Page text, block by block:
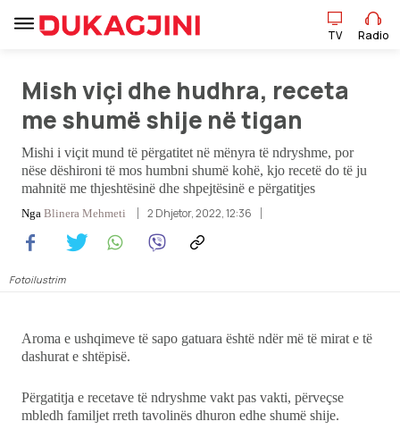
TV Radio
Lajme
Sport
Kulturë
Showbiz
TV Radio
Mish viçi dhe hudhra, receta
me shumë shije në tigan
Mishi i viçit mund të përgatitet në mënyra të ndryshme, por
nëse dëshironi të mos humbni shumë kohë, kjo recetë do të ju
mahnitë me thjeshtësinë dhe shpejtësinë e përgatitjes
Nga Blinera Mehmeti 2 Dhjetor, 2022, 12:36
Fotoilustrim
Aroma e ushqimeve të sapo gatuara është ndër më të mirat e të
dashurat e shtëpisë.
Përgatitja e recetave të ndryshme vakt pas vakti, përveçse
mbledh familjet rreth tavolinës dhuron edhe shumë shije.